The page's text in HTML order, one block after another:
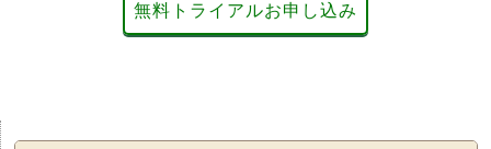
無料トライアルお申し込み